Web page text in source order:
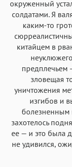
окруженный
солдатами. Я
каким-то
китайцем в
предплечьем
зловещая
уничтожения
изгибов и
болезненным
захотелось
ее — и это была
не удивился,